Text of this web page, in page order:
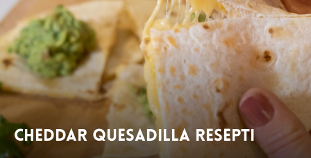
Cheddar Quesadilla resepti